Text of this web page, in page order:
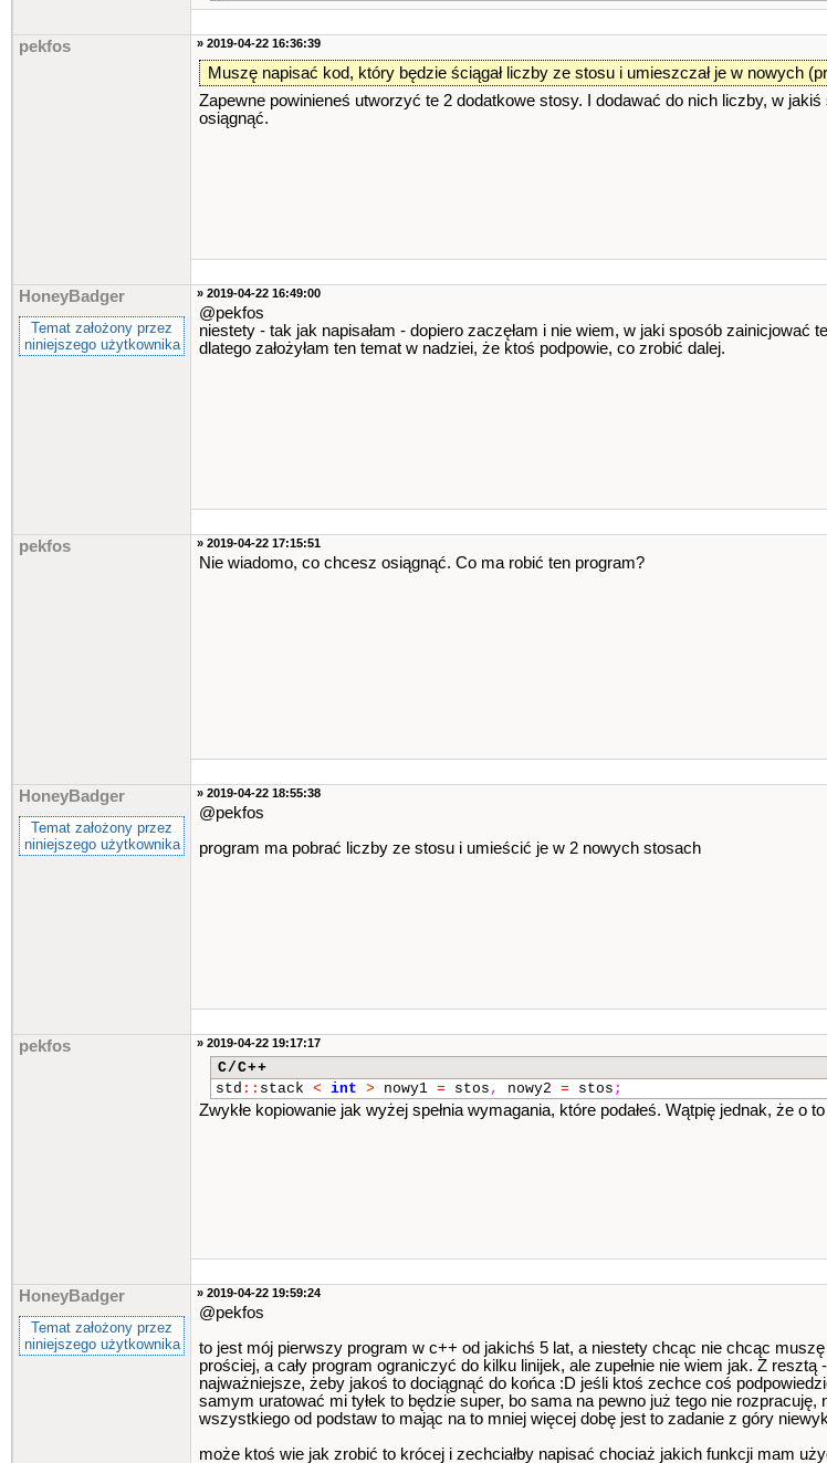
pekfos » 2019-04-22 16:36:39
Muszę napisać kod, który będzie ściągał liczby ze stosu i umieszczał je w nowych
Zapewne powinieneś utworzyć te 2 dodatkowe stosy. I dodawać do nich liczby, w
osiągnąć.
HoneyBadger
Temat założony przez
niniejszego użytkownika
» 2019-04-22 16:49:00
@pekfos
niestety - tak jak napisałam - dopiero zaczęłam i nie wiem, w jaki sposób zainicjować
dlatego założyłam ten temat w nadziei, że ktoś podpowie, co zrobić dalej.
pekfos » 2019-04-22 17:15:51
Nie wiadomo, co chcesz osiągnąć. Co ma robić ten program?
HoneyBadger
Temat założony przez
niniejszego użytkownika
» 2019-04-22 18:55:38
@pekfos
program ma pobrać liczby ze stosu i umieścić je w 2 nowych stosach
pekfos » 2019-04-22 19:17:17
C/C++
std :: stack < int > nowy1 = stos , nowy2 = stos ;
Zwykłe kopiowanie jak wyżej spełnia wymagania, które podałeś. Wątpię jednak, że o
HoneyBadger
Temat założony przez
niniejszego użytkownika
» 2019-04-22 19:59:24
@pekfos
to jest mój pierwszy program w c++ od jakichś 5 lat, a niestety chcąc nie chcąc
prościej, a cały program ograniczyć do kilku linijek, ale zupełnie nie wiem jak. Z
najważniejsze, żeby jakoś to dociągnąć do końca :D jeśli ktoś zechce coś
samym uratować mi tyłek to będzie super, bo sama na pewno już tego nie
wszystkiego od podstaw to mając na to mniej więcej dobę jest to zadanie z góry
może ktoś wie jak zrobić to krócej i zechciałby napisać chociaż jakich funkcji mam